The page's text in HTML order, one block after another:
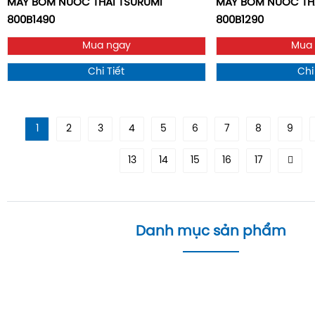
MÁY BƠM NƯỚC THẢI TSURUMI
800B1490
Mua ngay
Chi Tiết
MÁY BƠM NƯỚC
800B1290
2 3 4 5 6 7 8 9
13 14 15 16 17
Danh mục sản phẩm